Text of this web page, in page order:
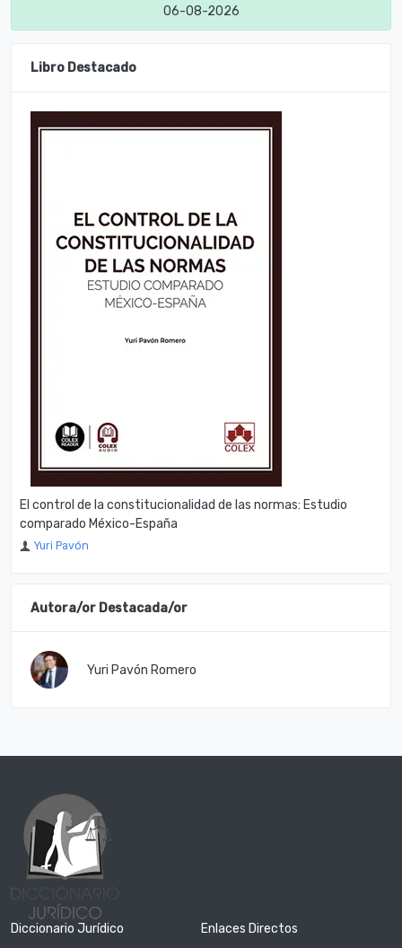
06-08-2026
Libro Destacado
El control de la constitucionalidad de las normas: Estudio
comparado México-España
Yuri Pavón
Autora/or Destacada/or
Yuri Pavón Romero
Diccionario Jurídico Enlaces Directos